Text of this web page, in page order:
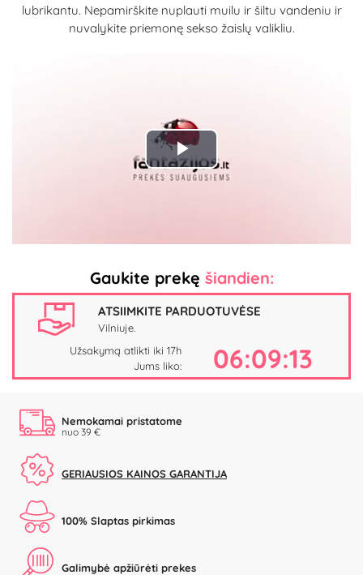
lubrikantu. Nepamirškite nuplauti muilu ir šiltu vandeniu ir
nuvalykite priemonę sekso žaislų valikliu.
Play
Gaukite prekę šiandien:
ATSIIMKITE PARDUOTUVĖSE
Vilniuje.
Užsakymą atlikti iki 17h
Jums liko:
06:09:13
Nemokamai pristatome
nuo 39 €
GERIAUSIOS KAINOS GARANTIJA
100% Slaptas pirkimas
Galimybė apžiūrėti prekes